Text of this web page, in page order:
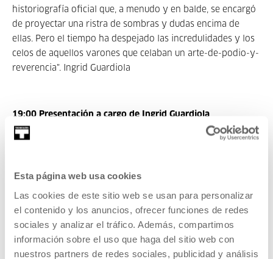
Esta página web usa cookies
Las cookies de este sitio web se usan para personalizar
el contenido y los anuncios, ofrecer funciones de redes
sociales y analizar el tráfico. Además, compartimos
información sobre el uso que haga del sitio web con
nuestros partners de redes sociales, publicidad y análisis
historiografía oficial que, a menudo y en balde, se encargó
de proyectar una ristra de sombras y dudas encima de
ellas. Pero el tiempo ha despejado las incredulidades y los
celos de aquellos varones que celaban un arte-de-podio-y-
reverencia". Ingrid Guardiola
19:00 Presentación a cargo de Ingrid Guardiola
20:00 Proyección
La souriante Madame Beudet,Germaine Dulac, Francia,
1923, 35' 16mm
Étude cinématographique sur une arabesque,
Germaine
Dulac, Francia, 1929, 7' 16mm
At land,
Maya Deren, EUA, 1946, 15' 16mm
Glimpse of the garden,
Marie Menken, EUA, 1962, 5' 16mm